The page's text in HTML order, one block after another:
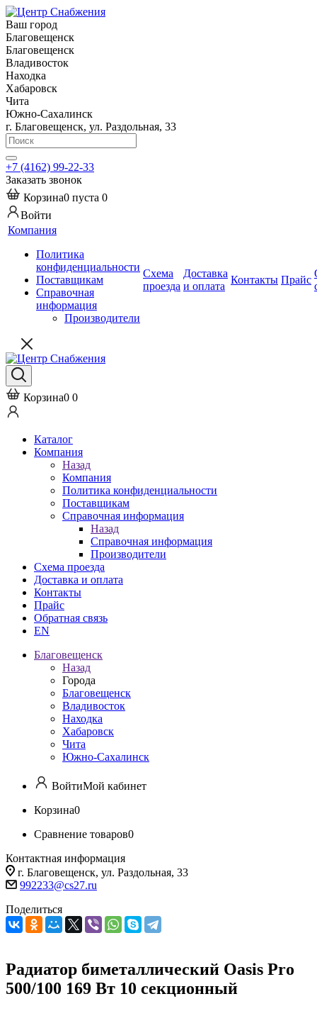
Ваш город
Благовещенск
Благовещенск
Владивосток
Находка
Хабаровск
Чита
Южно-Сахалинск
г. Благовещенск, ул. Раздольная, 33
+7 (4162) 99-22-33
Заказать звонок
Корзина0 пуста 0
Войти
Компания
Политика
конфиденциальности
Поставщикам
Справочная
информация
Производители
Схема
проезда
Доставка
и оплата
Контакты Прайс
Корзина0 0
Каталог
Компания
Назад
Компания
Политика конфиденциальности
Поставщикам
Справочная информация
Назад
Справочная информация
Производители
Схема проезда
Доставка и оплата
Контакты
Прайс
Обратная связь
EN
Благовещенск
Назад
Города
Благовещенск
Владивосток
Находка
Хабаровск
Чита
Южно-Сахалинск
ВойтиМой кабинет
Корзина0
Сравнение товаров0
Контактная информация
г. Благовещенск, ул. Раздольная, 33
992233@cs27.ru
Поделиться
Радиатор биметаллический Oasis Pro
500/100 169 Вт 10 секционный